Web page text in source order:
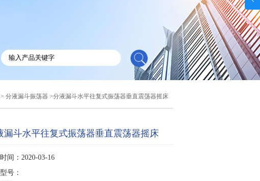
> 分液漏斗振荡器 >分液漏斗水平往复式振荡器垂直震荡器摇床
漏斗水平往复式振荡器垂直震荡器摇床
间：2020-03-16
号：